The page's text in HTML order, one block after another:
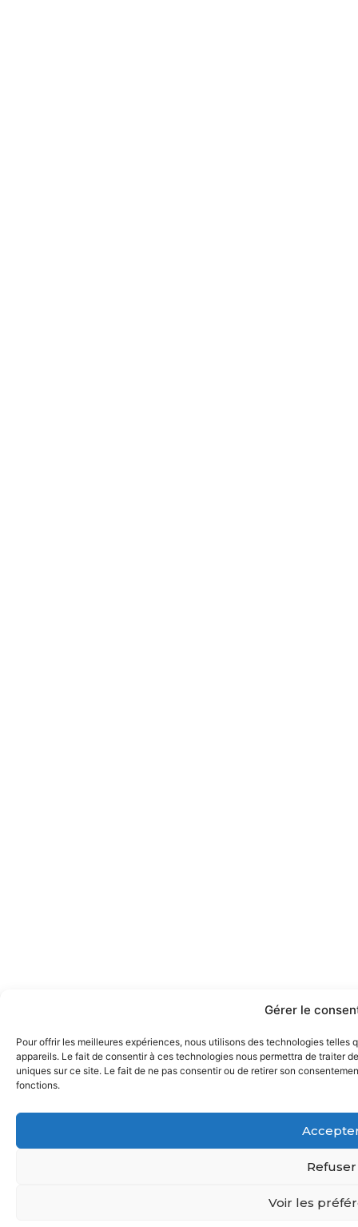
Gérer le
Pour offrir les meilleures expériences, nous utilisons des technologies
appareils. Le fait de consentir à ces technologies nous permettra de traiter
uniques sur ce site. Le fait de ne pas consentir ou de retirer son
fonctions.
Refuser
Voir les